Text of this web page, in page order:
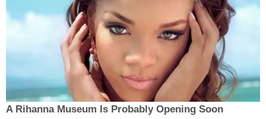
A Rihanna Museum Is Probably Opening Soon